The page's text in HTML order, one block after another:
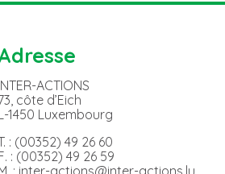
ACTIONS
côte d’Eich
1450 Luxembourg
: (00352) 49 26 60
: (00352) 49 26 59
: inter-actions@inter-actions.lu